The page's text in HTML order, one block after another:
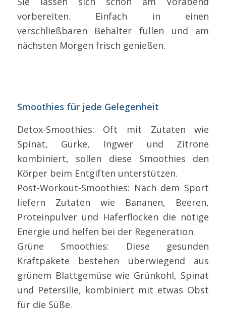
vorbereiten. Einfach in einen
verschließbaren Behälter füllen und am
nächsten Morgen frisch genießen.
Smoothies für jede Gelegenheit
Detox-Smoothies: Oft mit Zutaten wie
Spinat, Gurke, Ingwer und Zitrone
kombiniert, sollen diese Smoothies den
Körper beim Entgiften unterstützen.
Post-Workout-Smoothies: Nach dem Sport
liefern Zutaten wie Bananen, Beeren,
Proteinpulver und Haferflocken die nötige
Energie und helfen bei der Regeneration.
Grüne Smoothies: Diese gesunden
Kraftpakete bestehen überwiegend aus
grünem Blattgemüse wie Grünkohl, Spinat
und Petersilie, kombiniert mit etwas Obst
für die Süße.